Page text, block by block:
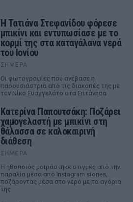
Η Τατιάνα Στεφανίδου φόρεσε
μπικίνι και εντυπωσίασε με το
κορμί της στα καταγάλανα νερά
του Ιονίου
ΣΉΜΕΡΑ
Οι φωτογραφίες που ανέβασε η
παρουσιάστρια από τις διακοπές της με
τον Νίκο Ευαγγελάτο στα Επτάνησα
Κατερίνα Παπουτσάκη: Ποζάρει
χαμογελαστή με μπικίνι στη
θάλασσα σε καλοκαιρινή
διάθεση
ΣΉΜΕΡΑ
Η ηθοποιός μοιράστηκε στιγμές από την
παραλία μέσα από Instagram stories,
ποζάροντας μέσα στο νερό με τα αγόρια
της